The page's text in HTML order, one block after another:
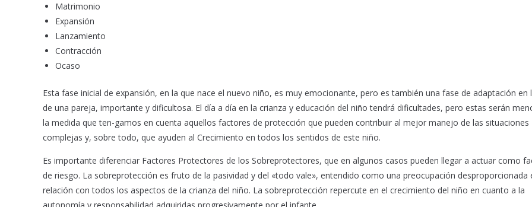
Matrimonio
Expansión
Lanzamiento
Contracción
Ocaso
Esta fase inicial de expansión, en la que nace el nuevo niño, es muy emocionante, pero es también una fase de adaptación en
de una pareja, importante y dificultosa. El día a día en la crianza y educación del niño tendrá dificultades, pero estas serán
la medida que ten-gamos en cuenta aquellos factores de protección que pueden contribuir al mejor manejo de las situaciones
complejas y, sobre todo, que ayuden al Crecimiento en todos los sentidos de este niño.
Es importante diferenciar Factores Protectores de los Sobreprotectores, que en algunos casos pueden llegar a actuar como
de riesgo. La sobreprotección es fruto de la pasividad y del «todo vale», entendido como una preocupación desproporcionada
relación con todos los aspectos de la crianza del niño. La sobreprotección repercute en el crecimiento del niño en cuanto a la